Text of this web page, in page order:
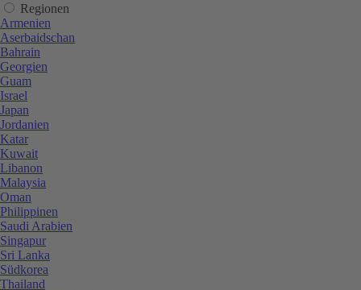
Regionen
Armenien
Aserbaidschan
Bahrain
Georgien
Guam
Israel
Japan
Jordanien
Katar
Kuwait
Libanon
Malaysia
Oman
Philippinen
Saudi Arabien
Singapur
Sri Lanka
Südkorea
Thailand